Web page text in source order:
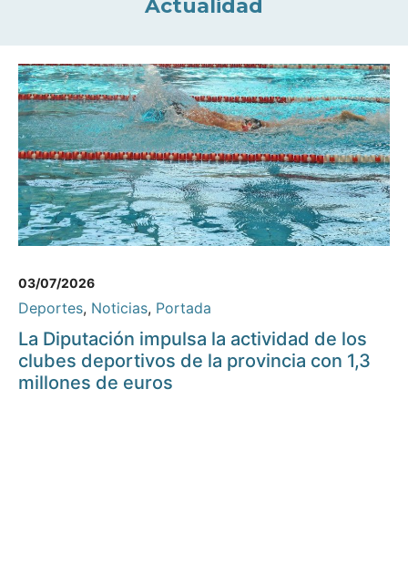
Actualidad
03/07/2026
Deportes, Noticias, Portada
La Diputación impulsa la actividad de los
clubes deportivos de la provincia con 1,3
millones de euros